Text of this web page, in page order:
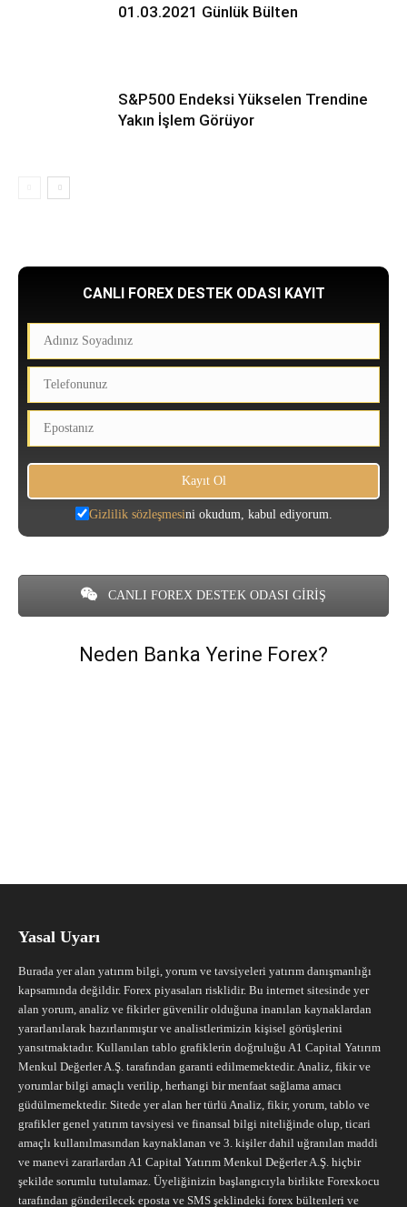
01.03.2021 Günlük Bülten
S&P500 Endeksi Yükselen Trendine
Yakın İşlem Görüyor
CANLI FOREX DESTEK ODASI KAYIT
Gizlilik sözleşmesini okudum, kabul ediyorum.
CANLI FOREX DESTEK ODASI GİRİŞ
Neden Banka Yerine Forex?
Yasal Uyarı
Burada yer alan yatırım bilgi, yorum ve tavsiyeleri yatırım danışmanlığı
kapsamında değildir. Forex piyasaları risklidir. Bu internet sitesinde yer
alan yorum, analiz ve fikirler güvenilir olduğuna inanılan kaynaklardan
yararlanılarak hazırlanmıştır ve analistlerimizin kişisel görüşlerini
yansıtmaktadır. Kullanılan tablo grafiklerin doğruluğu A1 Capital Yatırım
Menkul Değerler A.Ş. tarafından garanti edilmemektedir. Analiz, fikir ve
yorumlar bilgi amaçlı verilip, herhangi bir menfaat sağlama amacı
güdülmemektedir. Sitede yer alan her türlü Analiz, fikir, yorum, tablo ve
grafikler genel yatırım tavsiyesi ve finansal bilgi niteliğinde olup, ticari
amaçlı kullanılmasından kaynaklanan ve 3. kişiler dahil uğranılan maddi
ve manevi zararlardan A1 Capital Yatırım Menkul Değerler A.Ş. hiçbir
şekilde sorumlu tutulamaz. Üyeliğinizin başlangıcıyla birlikte Forexkocu
tarafından gönderilecek eposta ve SMS şeklindeki forex bültenleri ve